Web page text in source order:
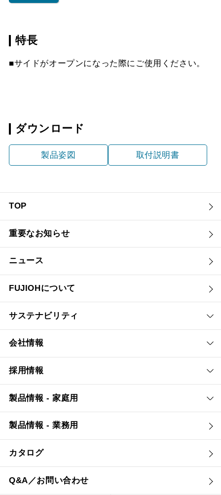
特長
■サイドがオープンになった際にご使用ください。
ダウンロード
製品姿図 取付説明書
TOP
重要なお知らせ
ニュース
FUJIOHについて
サステナビリティ
会社情報
採用情報
製品情報 - 家庭用
製品情報 - 業務用
カタログ
Q&A／お問い合わせ